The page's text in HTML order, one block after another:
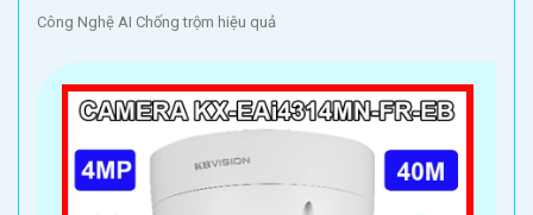
Công Nghệ AI Chống trộm hiệu quả